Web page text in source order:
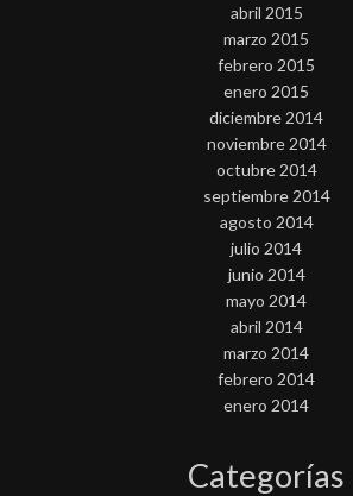
abril 2015
marzo 2015
febrero 2015
enero 2015
diciembre 2014
noviembre 2014
octubre 2014
septiembre 2014
agosto 2014
julio 2014
junio 2014
mayo 2014
abril 2014
marzo 2014
febrero 2014
enero 2014
Categorías